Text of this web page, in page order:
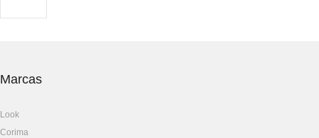
Marcas
Look
Corima